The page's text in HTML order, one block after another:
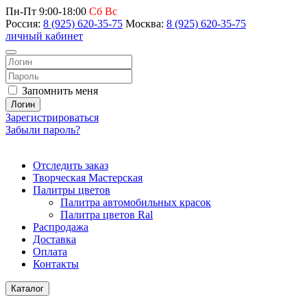
Пн-Пт 9:00-18:00 Сб Вс
Россия: 8 (925) 620-35-75 Москва: 8 (925) 620-35-75
личный кабинет
Запомнить меня
Логин
Зарегистрироваться
Забыли пароль?
Отследить заказ
Творческая Мастерская
Палитры цветов
Палитра автомобильных красок
Палитра цветов Ral
Распродажа
Доставка
Оплата
Контакты
Каталог